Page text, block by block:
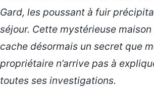
Gard, les poussant à fuir
séjour. Cette mystérieuse
cache désormais un secret que
propriétaire n’arrive pas à
toutes ses investigations.